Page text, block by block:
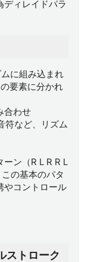
ディレイドパラ
に組み込まれ
要素に分かれ
合わせ
符など、リズム
ン（R L R R L
の基本のパタ
やコントロール
ストローク